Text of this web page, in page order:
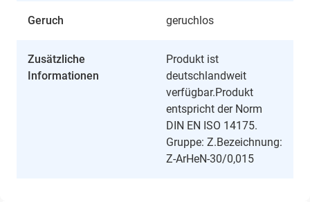
Geruch geruchlos
Zusätzliche
Informationen
Produkt ist
deutschlandweit
verfügbar.Produkt
entspricht der Norm
DIN EN ISO 14175.
Gruppe: Z.Bezeichnung:
Z-ArHeN-30/0,015